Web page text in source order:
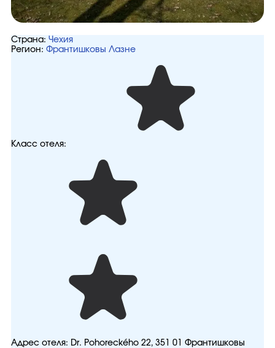
Страна: Чехия
Регион: Франтишковы Лазне
Класс отеля:
Адрес отеля: Dr. Pohoreckého 22, 351 01 Франтишковы